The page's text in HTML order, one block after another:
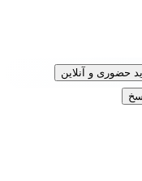
حضوری و آنلاین